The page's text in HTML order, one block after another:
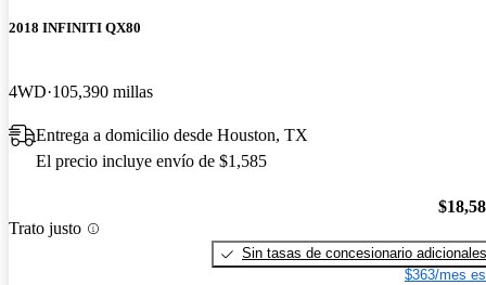
2018 INFINITI QX80
4WD 105,390 millas
Entrega a domicilio desde Houston, TX
El precio incluye envío de $1,585
Trato justo
Sin tasas de concesionario adicionales
$363/mes